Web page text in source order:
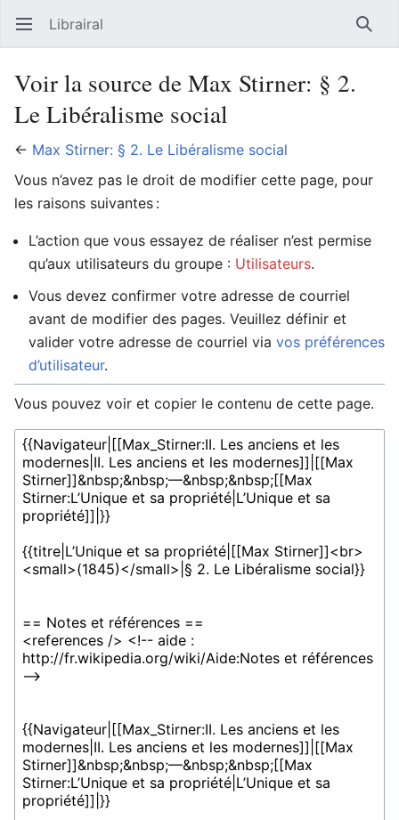
Ouvrir le menu principal Librairal
Voir la source de Max Stirner: § 2.
Le Libéralisme social
← Max Stirner: § 2. Le Libéralisme social
Vous n’avez pas le droit de modifier cette page, pour
les raisons suivantes :
L’action que vous essayez de réaliser n’est permise
qu’aux utilisateurs du groupe : Utilisateurs.
Vous devez confirmer votre adresse de courriel
avant de modifier des pages. Veuillez définir et
valider votre adresse de courriel via vos préférences
d’utilisateur.
Vous pouvez voir et copier le contenu de cette page.